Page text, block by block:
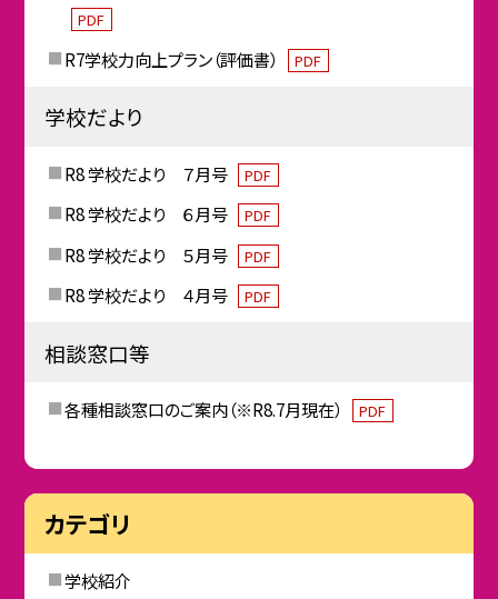
PDF
R7学校力向上プラン（評価書） PDF
学校だより
R8 学校だより ７月号 PDF
R8 学校だより ６月号 PDF
R8 学校だより ５月号 PDF
R8 学校だより ４月号 PDF
相談窓口等
各種相談窓口のご案内（※R8.7月現在） PDF
カテゴリ
学校紹介